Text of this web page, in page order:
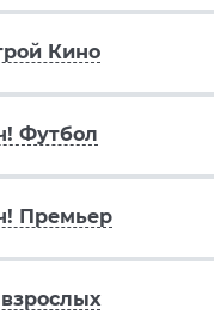
Кино
Футбол
Премьер